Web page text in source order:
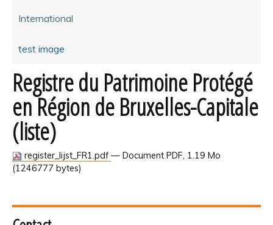
International
test image
Registre du Patrimoine Protégé
en Région de Bruxelles-Capitale
(liste)
register_lijst_FR1.pdf — Document PDF, 1.19 Mo
(1246777 bytes)